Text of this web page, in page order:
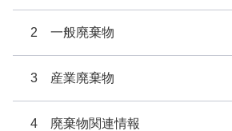
2 一般廃棄物
3 産業廃棄物
4 廃棄物関連情報